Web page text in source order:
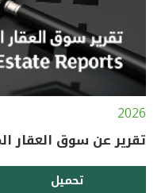
2026
تقرير عن سوق العقار
تحميل